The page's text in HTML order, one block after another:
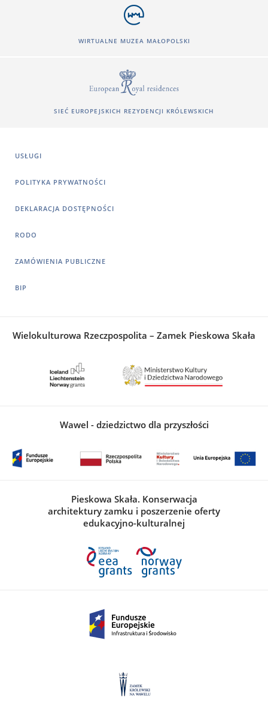
WIRTUALNE MUZEA MAŁOPOLSKI
SIEĆ EUROPEJSKICH REZYDENCJI KRÓLEWSKICH
USŁUGI
POLITYKA PRYWATNOŚCI
DEKLARACJA DOSTĘPNOŚCI
RODO
ZAMÓWIENIA PUBLICZNE
BIP
Wielokulturowa Rzeczpospolita – Zamek Pieskowa Skała
Wawel - dziedzictwo dla przyszłości
Pieskowa Skała. Konserwacja
architektury zamku i poszerzenie oferty
edukacyjno-kulturalnej